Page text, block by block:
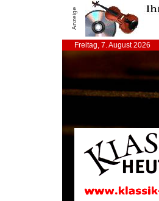
Anzeige
Freitag, 7. August 2026